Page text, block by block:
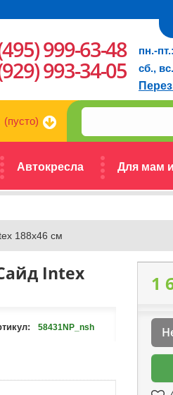
(пусто)
Автокресла Для мам
999-63-48
993-34-05
пн.-
сб.,
188х46 см
Intex
58431NP_nsh
1